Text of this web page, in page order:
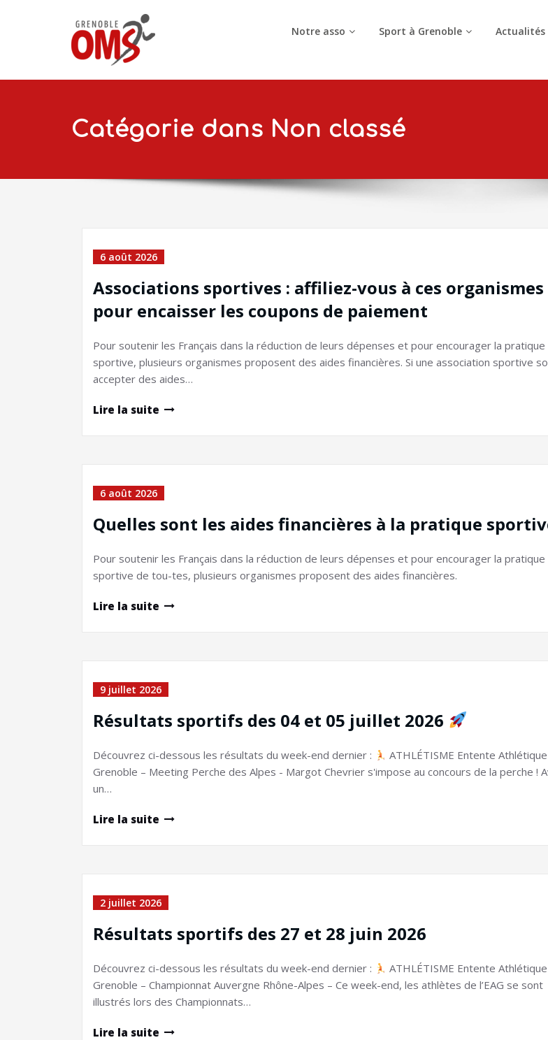
Notre asso Sport à Grenoble Actualités
Catégorie dans Non classé
6 août 2026
Associations sportives : affiliez-vous à ces organismes
pour encaisser les coupons de paiement
Pour soutenir les Français dans la réduction de leurs dépenses et pour encourager la pratique
sportive, plusieurs organismes proposent des aides financières. Si une association sportive
accepter des aides…
Lire la suite
6 août 2026
Quelles sont les aides financières à la pratique
Pour soutenir les Français dans la réduction de leurs dépenses et pour encourager la pratique
sportive de tou-tes, plusieurs organismes proposent des aides financières.
Lire la suite
9 juillet 2026
Résultats sportifs des 04 et 05 juillet 2026
Découvrez ci-dessous les résultats du week-end dernier :
ATHLÉTISME Entente Athlétique
Grenoble – Meeting Perche des Alpes - Margot Chevrier s'impose au concours de la perche !
un…
Lire la suite
2 juillet 2026
Résultats sportifs des 27 et 28 juin 2026
Découvrez ci-dessous les résultats du week-end dernier :
ATHLÉTISME Entente Athlétique
Grenoble – Championnat Auvergne Rhône-Alpes – Ce week-end, les athlètes de l’EAG se sont
illustrés lors des Championnats…
Lire la suite